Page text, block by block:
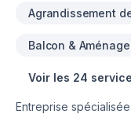
Agrandissement
Balcon &
Voir les 24
Entreprise